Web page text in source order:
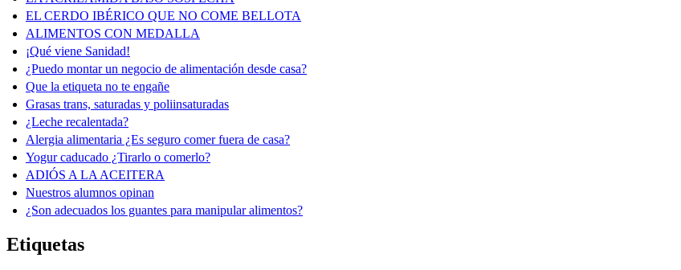
EL CERDO IBÉRICO QUE NO COME BELLOTA
ALIMENTOS CON MEDALLA
¡Qué viene Sanidad!
¿Puedo montar un negocio de alimentación desde casa?
Que la etiqueta no te engañe
Grasas trans, saturadas y poliinsaturadas
¿Leche recalentada?
Alergia alimentaria ¿Es seguro comer fuera de casa?
Yogur caducado ¿Tirarlo o comerlo?
ADIÓS A LA ACEITERA
Nuestros alumnos opinan
¿Son adecuados los guantes para manipular alimentos?
Etiquetas